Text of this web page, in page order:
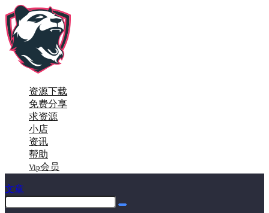
资源下载
免费分享
求资源
小店
资讯
帮助
Vip会员
文章